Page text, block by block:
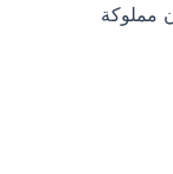
مملوكة